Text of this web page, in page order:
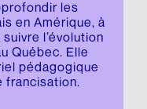
les
en Amérique, à
l’évolution
Québec. Elle
pédagogique
francisation.